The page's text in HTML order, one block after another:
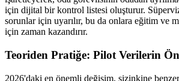
için dijital bir kontrol listesi oluşturur.
sorunlar için uyarılır, bu da onlara eğitim ve
için zaman kazandırır.
Teoriden Pratiğe: Pilot Verilerin
2026'daki en önemli değişim, sizinkine